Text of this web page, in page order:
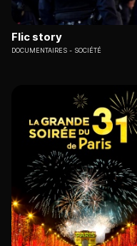
Flic story
DOCUMENTAIRES SOCIÉTÉ